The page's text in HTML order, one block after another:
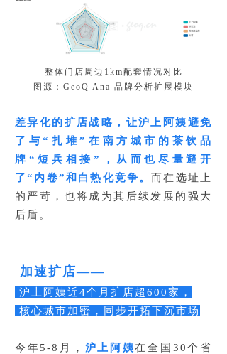
整体门店周边1km配套情况对比
图源：GeoQ Ana 品牌分析扩展模块
差异化的扩店战略，让沪上阿姨避免
了与“扎堆”在南方城市的茶饮品
牌“短兵相接”，从而也尽量避开
了“内卷”和白热化竞争。而在选址上
的严苛，也将成为其后续发展的强大
后盾。
加速扩店——
沪上阿姨近4个月扩店超600家，
核心城市加密，同步开拓下沉市场
今年5-8月， 沪上阿姨在全国30个省